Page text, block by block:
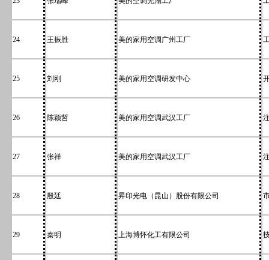
24 王振胜 美的家用空调广州工厂
25 刘刚 美的家用空调研发中心
26 陈颖哲 美的家用空调武汉工厂
27 张祥 美的家用空调武汉工厂
28 殷廷 昇印光电（昆山）股份有限公司
29 秦明 上海博怀化工有限公司